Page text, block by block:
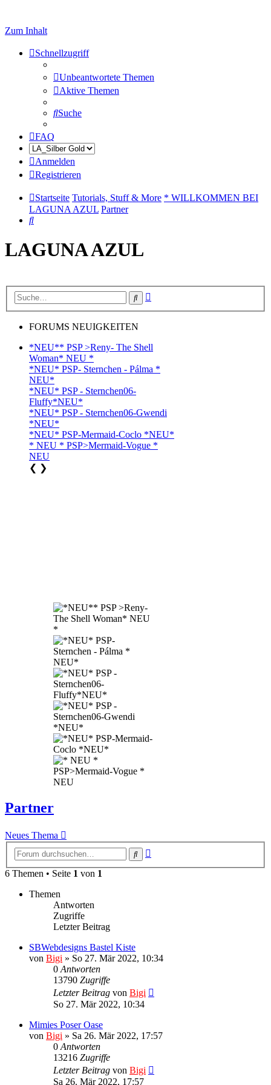
Zum Inhalt
Schnellzugriff
Unbeantwortete Themen
Aktive Themen
Suche
FAQ
Anmelden
Registrieren
Startseite Tutorials, Stuff & More * WILLKOMMEN BEI
LAGUNA AZUL Partner
Suche
LAGUNA AZUL
Suche
FORUMS NEUIGKEITEN
*NEU** PSP >Reny- The Shell
Woman* NEU *
*NEU* PSP- Sternchen - Pálma *
NEU*
*NEU* PSP - Sternchen06-
Fluffy*NEU*
*NEU* PSP - Sternchen06-Gwendi
*NEU*
*NEU* PSP-Mermaid-Coclo *NEU*
* NEU * PSP>Mermaid-Vogue *
NEU
❮ ❯
Partner
Neues Thema
Suche
6 Themen • Seite 1 von 1
Themen
Antworten
Zugriffe
Letzter Beitrag
SBWebdesigns Bastel Kiste
von Bigi » So 27. Mär 2022, 10:34
0 Antworten
13790 Zugriffe
Letzter Beitrag von Bigi
So 27. Mär 2022, 10:34
Mimies Poser Oase
von Bigi » Sa 26. Mär 2022, 17:57
0 Antworten
13216 Zugriffe
Letzter Beitrag von Bigi
Sa 26. Mär 2022, 17:57